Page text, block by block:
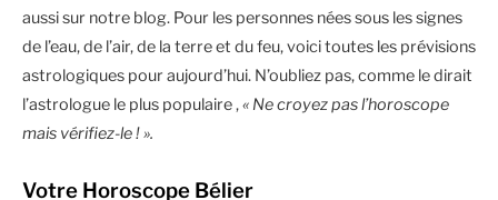
aussi sur notre blog. Pour les personnes nées sous les signes
de l’eau, de l’air, de la terre et du feu, voici toutes les prévisions
astrologiques pour aujourd’hui. N’oubliez pas, comme le dirait
l’astrologue le plus populaire ,« Ne croyez pas l’horoscope
mais vérifiez-le ! ».
Votre Horoscope Bélier